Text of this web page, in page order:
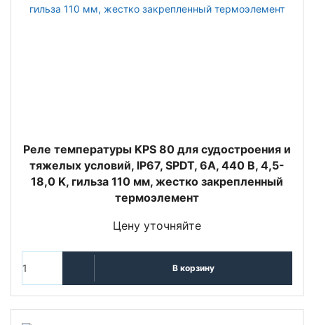
Реле температуры KPS 80 для судостроения и
тяжелых условий, IP67, SPDT, 6А, 440 В, 4,5-
18,0 K, гильза 110 мм, жестко закрепленный
термоэлемент
Цену уточняйте
В корзину